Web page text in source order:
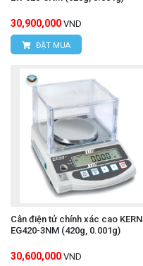
30,900,000 VND
ĐẶT MUA
Cân điện tử chính xác cao KERN
EG420-3NM (420g, 0.001g)
30,600,000 VND